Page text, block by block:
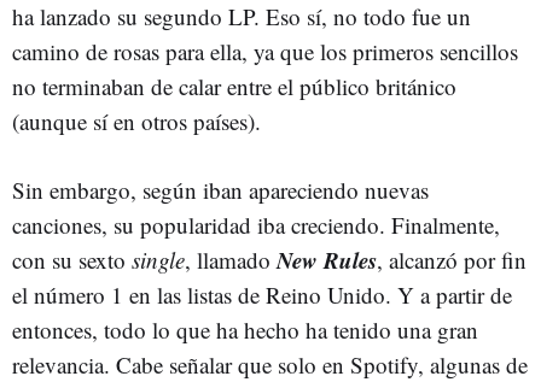
ha lanzado su segundo LP. Eso sí, no todo fue un
camino de rosas para ella, ya que los primeros sencillos
no terminaban de calar entre el público británico
(aunque sí en otros países).
Sin embargo, según iban apareciendo nuevas
canciones, su popularidad iba creciendo. Finalmente,
con su sexto single, llamadoNew Rules, alcanzó por fin
el número 1 en las listas de Reino Unido. Y a partir de
entonces, todo lo que ha hecho ha tenido una gran
relevancia. Cabe señalar que solo en Spotify, algunas de